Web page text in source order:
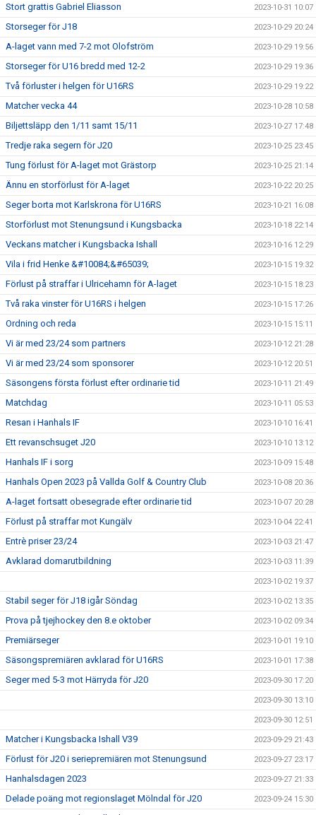
Stort grattis Gabriel Eliasson 2023-10-31 10:07
Storseger för J18 2023-10-29 20:24
A-laget vann med 7-2 mot Olofström 2023-10-29 19:56
Storseger för U16 bredd med 12-2 2023-10-29 19:36
Två förluster i helgen för U16RS 2023-10-29 19:22
Matcher vecka 44 2023-10-28 10:58
Biljettsläpp den 1/11 samt 15/11 2023-10-27 17:48
Tredje raka segern för J20 2023-10-25 23:45
Tung förlust för A-laget mot Grästorp 2023-10-25 21:14
Ännu en storförlust för A-laget 2023-10-22 20:25
Seger borta mot Karlskrona för U16RS 2023-10-21 16:08
Storförlust mot Stenungsund i Kungsbacka 2023-10-18 22:14
Veckans matcher i Kungsbacka Ishall 2023-10-16 12:29
Vila i frid Henke &#10084;&#65039; 2023-10-15 19:32
Förlust på straffar i Ulricehamn för A-laget 2023-10-15 18:23
Två raka vinster för U16RS i helgen 2023-10-15 17:26
Ordning och reda 2023-10-15 15:11
Vi är med 23/24 som partners 2023-10-12 21:28
Vi är med 23/24 som sponsorer 2023-10-12 20:51
Säsongens första förlust efter ordinarie tid 2023-10-11 21:49
Matchdag 2023-10-11 05:53
Resan i Hanhals IF 2023-10-10 16:41
Ett revanschsuget J20 2023-10-10 13:12
Hanhals IF i sorg 2023-10-09 15:48
Hanhals Open 2023 på Vallda Golf & Country Club 2023-10-08 20:36
A-laget fortsatt obesegrade efter ordinarie tid 2023-10-07 20:28
Förlust på straffar mot Kungälv 2023-10-04 22:41
Entrè priser 23/24 2023-10-03 21:47
Avklarad domarutbildning 2023-10-03 11:39
2023-10-02 19:37
Stabil seger för J18 igår Söndag 2023-10-02 13:35
Prova på tjejhockey den 8.e oktober 2023-10-02 09:34
Premiärseger 2023-10-01 19:10
Säsongspremiären avklarad för U16RS 2023-10-01 17:38
Seger med 5-3 mot Härryda för J20 2023-09-30 17:20
2023-09-30 13:10
2023-09-30 12:51
Matcher i Kungsbacka Ishall V39 2023-09-29 21:43
Förlust för J20 i seriepremiären mot Stenungsund 2023-09-27 23:17
Hanhalsdagen 2023 2023-09-27 21:33
Delade poäng mot regionslaget Mölndal för J20 2023-09-24 15:30